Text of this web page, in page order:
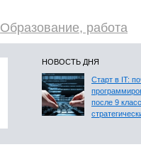
Образование, работа
НОВОСТЬ ДНЯ
Старт в IT:
после 9